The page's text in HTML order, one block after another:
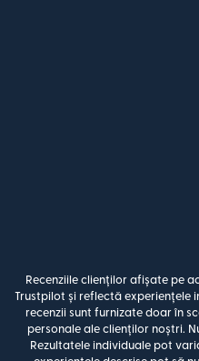
Recenziile clienților afișate pe
Trustpilot și reflectă experiențele
recenzii sunt furnizate doar în
personale ale clienților noștri.
Rezultatele individuale pot